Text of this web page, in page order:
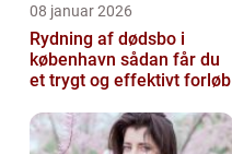
08 januar 2026
Rydning af dødsbo i
københavn sådan får du
et trygt og effektivt forløb